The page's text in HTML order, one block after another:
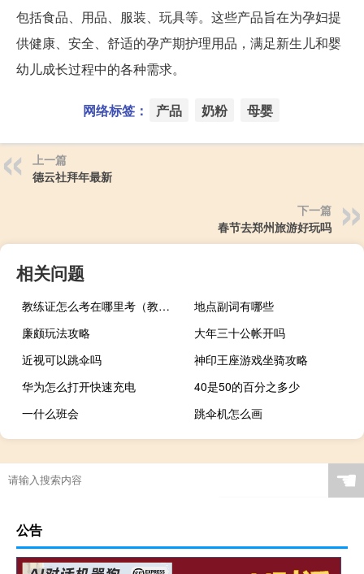
包括食品、用品、服装、玩具等。这些产品旨在为孕妇提
供健康、安全、舒适的孕产期护理用品，满足新生儿和婴
幼儿成长过程中的各种需求。
网络标签： 产品 奶粉 母婴
上一篇
德云社拜年最新
下一篇
春节去郑州旅游好玩吗
相关问题
教练证怎么考在哪里考（教练证怎么考）
地点副词有哪些
廉颇玩法攻略
大年三十公帐开吗
近视可以跳伞吗
神印王座游戏坐骑攻略
华为怎么打开快速充电
40是50的百分之多少
一什么班会
跳伞机怎么画
☚
公告